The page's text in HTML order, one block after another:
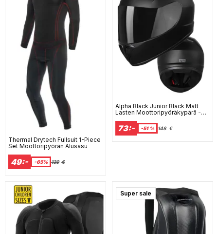
Thermal Drytech Fullsuit 1-Piece
Set Moottoripyörän Alusasu
49:- -65% 139 €
Alpha Black Junior Black Matt
Lasten Moottoripyöräkypärä -
73:- -51 % 148 €
Super sale